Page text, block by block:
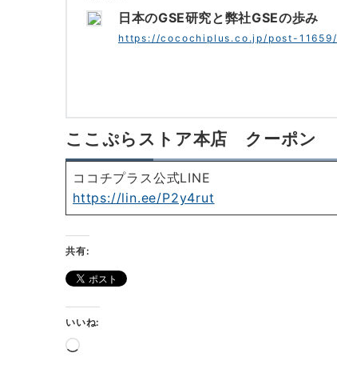
日本のGSE研究と弊社GSEの歩み
https://cocochiplus.co.jp/post-11659/
ここぷらストア本店 クーポン
ココチプラス公式LINE
https://lin.ee/P2y4rut
共有:
いいね:
読